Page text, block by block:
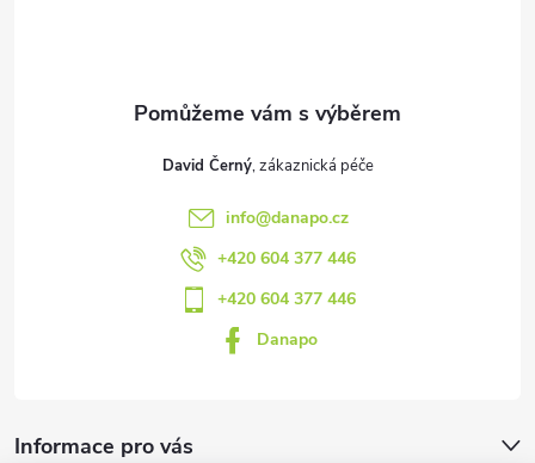
David Černý
info@danapo.cz
+420 604 377 446
+420 604 377 446
Danapo
Informace pro vás